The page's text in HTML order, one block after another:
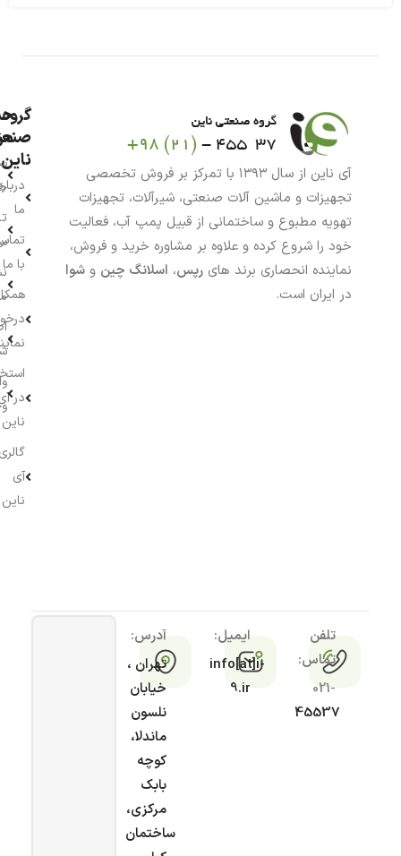
آی ناین از سال ۱۳۹۳ با تمرکز بر فروش تخصصی
تجهیزات و ماشین آلات صنعتی، شیرآلات، تجهیزات
تهویه مطبوع و ساختمانی از قبیل پمپ آب، فعالیت
خود را شروع کرده و علاوه بر مشاوره خرید و فروش،
نماینده انحصاری برند های رپس، اسلانگ چین و شوا
در ایران است.
گروه
ناین
ما
با ما
در
ناین
آی
ناین
تلفن
تماس:
021-
45537
ایمیل:
info[at]i-
9.ir
آدرس:
تهران ،
خیابان
نلسون
ماندلا،
کوچه
بابک
مرکزی،
ساختمان